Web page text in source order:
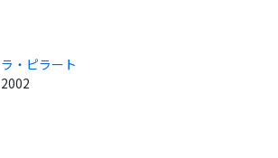
ラ・ピラート
2002